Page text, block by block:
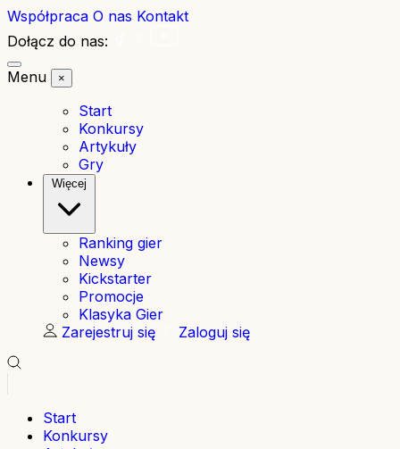
Współpraca O nas Kontakt
Dołącz do nas:
Menu
×
Start
Konkursy
Artykuły
Gry
Więcej
Ranking gier
Newsy
Kickstarter
Promocje
Klasyka Gier
Zarejestruj się
Zaloguj się
Start
Konkursy